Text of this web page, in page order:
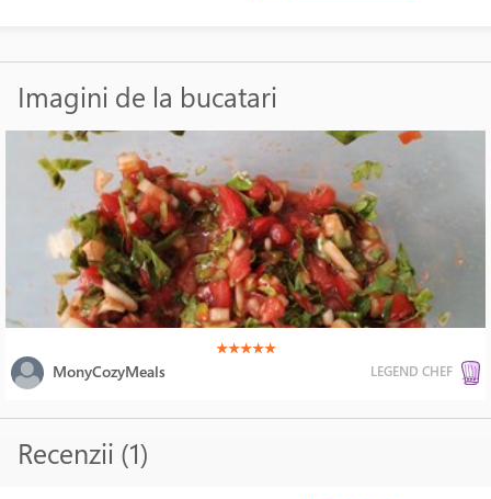
Imagini de la bucatari
(*)
★(*)
★(*)
★(*)
★(*)
★
MonyCozyMeals LEGEND CHEF
Recenzii (1)